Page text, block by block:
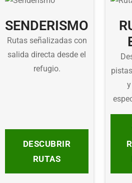
SENDERISMO
Rutas señalizadas con
salida directa desde el
refugio.
DESCUBRIR
RUTAS